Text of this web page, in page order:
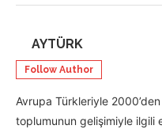
AYTÜRK
Follow Author
Avrupa Türkleriyle
toplumunun gelişimiyle ilgili